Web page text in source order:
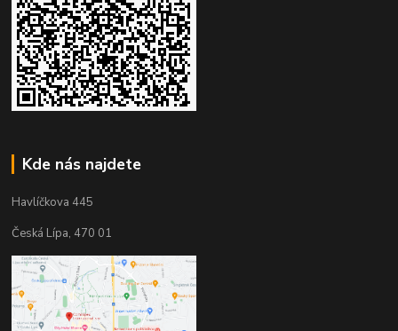
Kde nás najdete
Havlíčkova 445
Česká Lípa, 470 01